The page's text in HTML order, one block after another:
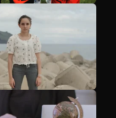
Ver más